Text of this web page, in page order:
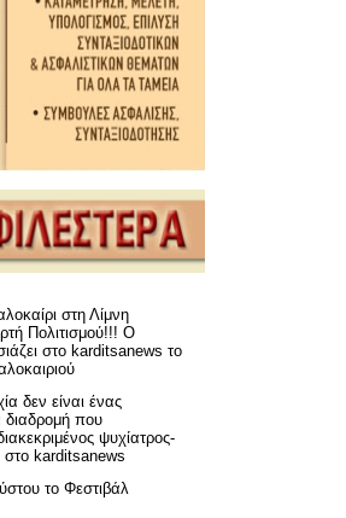
στη Λίμνη
Πολιτισμού!!! Ο
στο karditsanews το
δεν είναι ένας
διαδρομή που
ψυχίατρος-
στο karditsanews
το Φεστιβάλ